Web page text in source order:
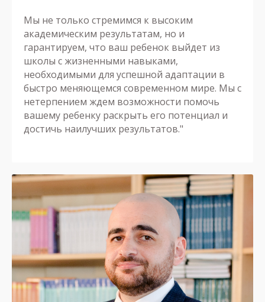
Мы не только стремимся к высоким
академическим результатам, но и
гарантируем, что ваш ребенок выйдет из
школы с жизненными навыками,
необходимыми для успешной адаптации в
быстро меняющемся современном мире. Мы с
нетерпением ждем возможности помочь
вашему ребенку раскрыть его потенциал и
достичь наилучших результатов."